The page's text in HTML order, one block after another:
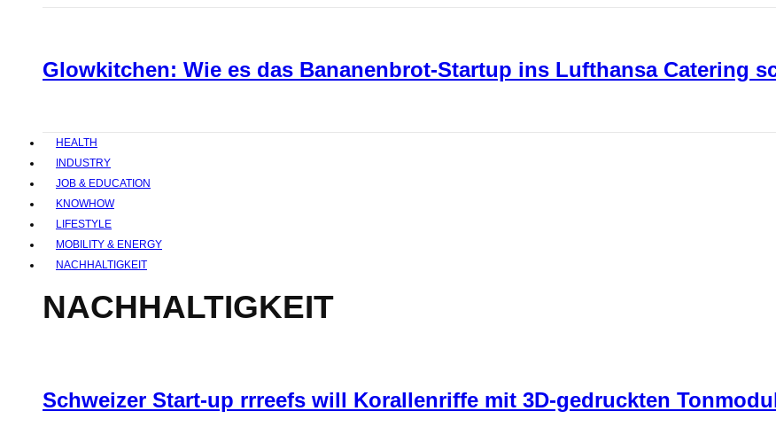
Glowkitchen: Wie es das Bananenbrot-Startup ins Lufthansa Catering
HEALTH
INDUSTRY
JOB & EDUCATION
KNOWHOW
LIFESTYLE
MOBILITY & ENERGY
NACHHALTIGKEIT
NACHHALTIGKEIT
Schweizer Start-up rrreefs will Korallenriffe mit 3D-gedruckten